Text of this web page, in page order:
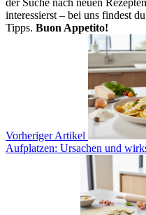
der Suche nach neuen
interessierst – bei uns findest
Tipps. Buon Appetito!
Vorheriger Artikel
Aufplatzen: Ursachen und